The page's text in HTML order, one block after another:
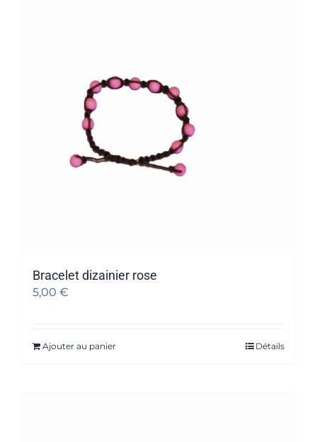
Bracelet dizainier rose
5,00 €
Ajouter au panier Détails